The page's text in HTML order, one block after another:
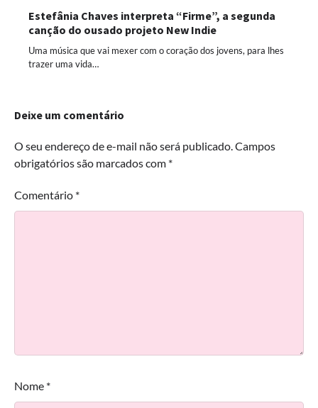
Estefânia Chaves interpreta “Firme”, a segunda
canção do ousado projeto New Indie
Uma música que vai mexer com o coração dos jovens, para lhes
trazer uma vida…
Deixe um comentário
O seu endereço de e-mail não será publicado.Campos
obrigatórios são marcados com *
Comentário *
Nome *